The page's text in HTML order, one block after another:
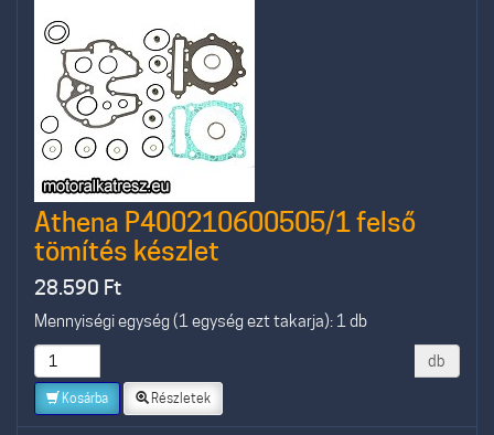
Athena P400210600505/1 felső
tömítés készlet
28.590 Ft
Mennyiségi egység (1 egység ezt takarja): 1 db
db
Kosárba Részletek